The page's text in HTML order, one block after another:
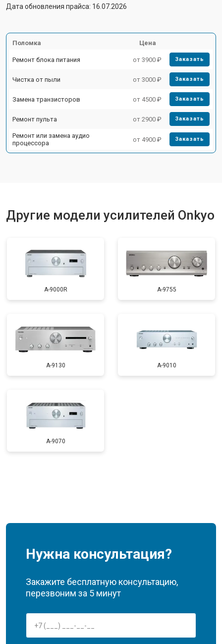
Дата обновления прайса: 16.07.2026
Поломка Цена
Ремонт блока питания от 3900 ₽ Заказать
Чистка от пыли от 3000 ₽ Заказать
Замена транзисторов от 4500 ₽ Заказать
Ремонт пульта от 2900 ₽ Заказать
Ремонт или замена аудио
процессора
от 4900 ₽ Заказать
Другие модели усилителей Onkyo
A-9000R A-9755
A-9130 A-9010
A-9070
Нужна консультация?
Закажите бесплатную консультацию,
перезвоним за 5 минут